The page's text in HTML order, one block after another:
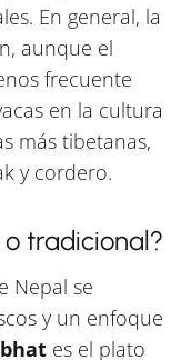
En general, la
aunque el
frecuente
en la cultura
más tibetanas,
y cordero.
tradicional?
Nepal se
y un enfoque
es el plato